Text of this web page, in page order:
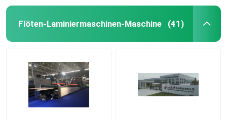
Flötenlaminiermaschine mit 5 Falten
Auto-Stapler-Maschine
Stapelwendemaschine
Flöten-Laminiermaschinen-Maschine (41)